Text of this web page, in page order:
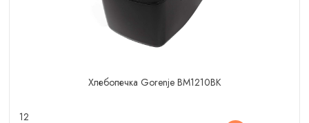
Хлебопечка Gorenje BM1210BK
12